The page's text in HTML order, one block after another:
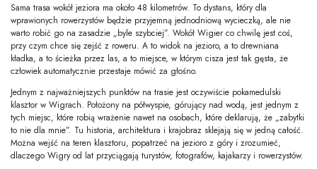
Sama trasa wokół jeziora ma około 48 kilometrów. To dystans, który dla
wprawionych rowerzystów będzie przyjemną jednodniową wycieczką, ale nie
warto robić go na zasadzie „byle szybciej”. Wokół Wigier co chwilę jest coś,
przy czym chce się zejść z roweru. A to widok na jezioro, a to drewniana
kładka, a to ścieżka przez las, a to miejsce, w którym cisza jest tak gęsta, że
człowiek automatycznie przestaje mówić za głośno.
Jednym z najważniejszych punktów na trasie jest oczywiście pokamedulski
klasztor w Wigrach. Położony na półwyspie, górujący nad wodą, jest jednym z
tych miejsc, które robią wrażenie nawet na osobach, które deklarują, że „zabytki
to nie dla mnie”. Tu historia, architektura i krajobraz sklejają się w jedną całość.
Można wejść na teren klasztoru, popatrzeć na jezioro z góry i zrozumieć,
dlaczego Wigry od lat przyciągają turystów, fotografów, kajakarzy i rowerzystów.